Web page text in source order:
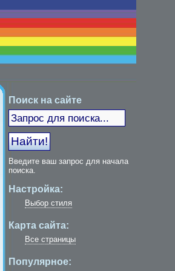
Поиск на сайте
Введите ваш запрос для начала
поиска.
Настройка:
Выбор стиля
Карта сайта:
Все страницы
Популярное: